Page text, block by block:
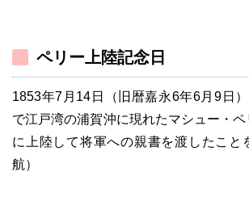
ペリー上陸記念日
1853年7月14日（旧暦嘉永6年6月9日
で江戸湾の浦賀沖に現れたマシュー・
に上陸して将軍への親書を渡したこと
航）